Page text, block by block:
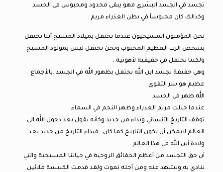
تجسد في الجسد البشري فهو يبقى محدود ومحبوس في الجسد
وكذالك كان محبوسآ في بطن العذراء مريم .
نحن المؤمنون المسيحيون عندما نحتفل بميلاد المسيح أننا نحتفل
بشخص الرب العظيم المحبوب ونحن نحتفل ليس بمولود المسيح
ولكننا نحتفل في حقيقية لأهوتية .
وهي حقيقة تجسد ابن الله نحتفل بظهور الله في الجسد .بالأجماع
عظيم هو سر التقوي
الله ظهر في الجسد .
عندما حبلت مريم العذراء وظهر النجم في السماء
توقف التاريخ الأنساني وبداء من جديد وكأنه يقول بعد دخول الله الى
العالم لايمكن أن يكون التاريخ كما كان . فبداء التاريخ من جديد بعد
ولادة أبن الله في هذا العالم .
أن حق التجسد من أعظم الحقائق الروحية في حياتنا المسيحية والتي
ننادي به ونشهد عنه ومن أجله نموت ولقد قدمت الكنيسة ملائين